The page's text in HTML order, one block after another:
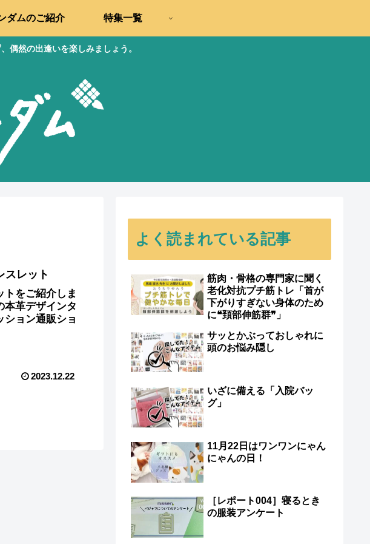
偶然の出逢いを楽しみましょう。
ダムのご紹介 特集一覧
スレット
トをご紹介しま
本革デザインタ
ション通販ショ
2023.12.22
よく読まれている記事
筋肉・骨格の専門家に聞く
老化対抗プチ筋トレ「首が
下がりすぎない身体のため
に❝頚部伸筋群❞」
サッとかぶっておしゃれに
頭のお悩み隠し
いざに備える「入院バッ
グ」
11月22日はワンワンにゃん
にゃんの日！
［レポート004］寝るとき
の服装アンケート